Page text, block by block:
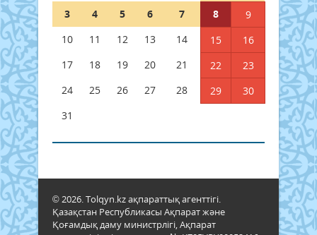
3
4 5 6 7 8
9
10
11 12 13 14 15
16
17
18 19 20 21 22
23
24
25 26 27 28 29
30
31
© 2026. Tolqyn.kz ақпараттық агенттігі.
Қазақстан Республикасы Ақпарат және
Қоғамдық даму министрлігі, Ақпарат